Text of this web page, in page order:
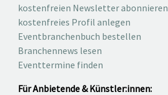
kostenfreien Newsletter abonnieren
kostenfreies Profil anlegen
Eventbranchenbuch bestellen
Branchennews lesen
Eventtermine finden
Für Anbietende & Künstler:innen: